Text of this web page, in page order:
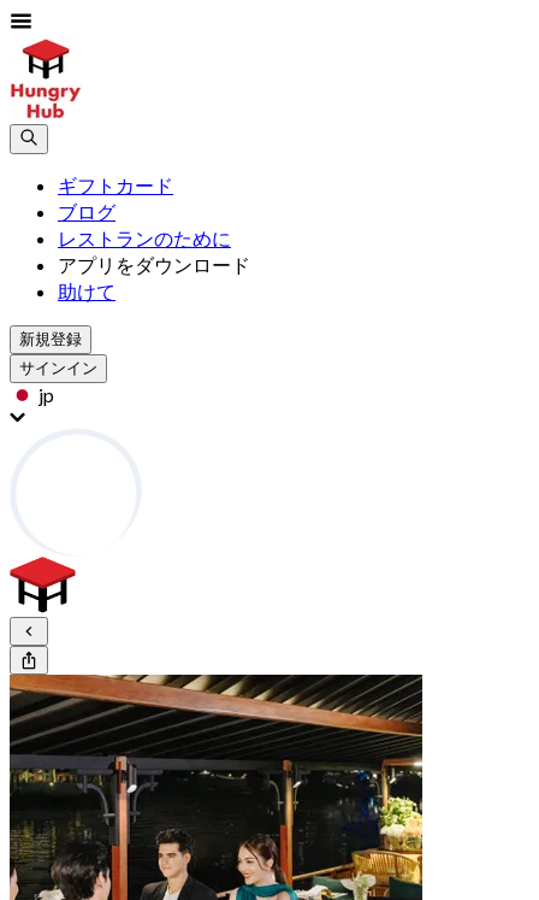
ギフトカード
ブログ
レストランのために
アプリをダウンロード
助けて
新規登録
サインイン
jp